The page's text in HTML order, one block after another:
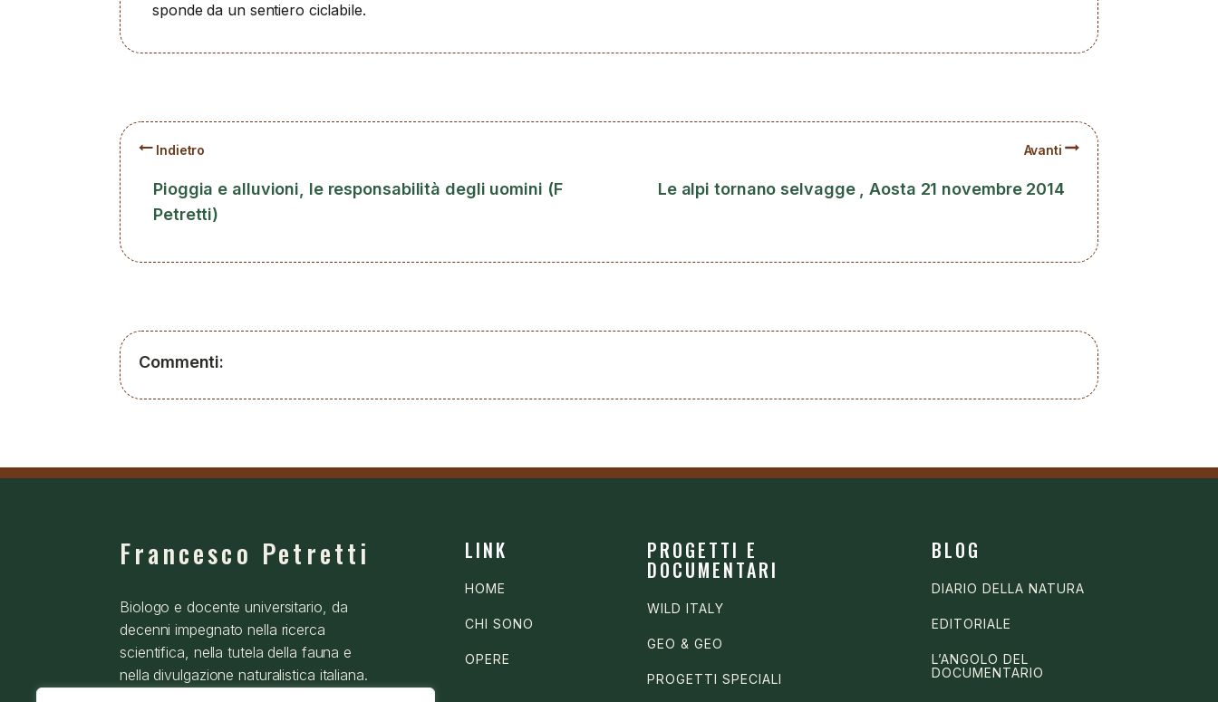
sponde da un sentiero ciclabile.
Indietro
Pioggia e alluvioni, le responsabilità degli uomini (F
Petretti)
Avanti
Le alpi tornano selvagge , Aosta 21 novembre 2014
Commenti:
Francesco Petretti
Biologo e docente universitario, da
decenni impegnato nella ricerca
scientifica, nella tutela della fauna e
nella divulgazione naturalistica italiana.
LINK
HOME
CHI SONO
OPERE
PROGETTI E
DOCUMENTARI
WILD ITALY
GEO & GEO
PROGETTI SPECIALI
BLOG
DIARIO DELLA NATURA
EDITORIALE
L’ANGOLO DEL
DOCUMENTARIO